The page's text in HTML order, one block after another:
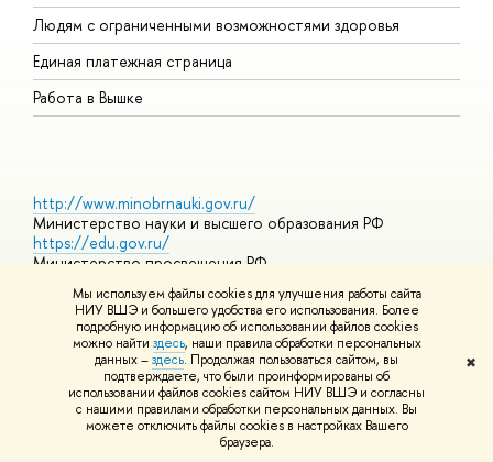
Мы используем файлы cookies для улучшения работы сайта
НИУ ВШЭ и большего удобства его использования. Более
подробную информацию об использовании файлов cookies
можно найти здесь, наши правила обработки персональных
данных –здесь. Продолжая пользоваться сайтом, вы
подтверждаете, что были проинформированы об
использовании файлов cookies сайтом НИУ ВШЭ и согласны
с нашими правилами обработки персональных данных. Вы
можете отключить файлы cookies в настройках Вашего
браузера.
✖
Людям с ограниченными возможностями здоровья
Единая платежная страница
Работа в Вышке
http://www.minobrnauki.gov.ru/
Министерство науки и высшего образования РФ
https://edu.gov.ru/
Министерство просвещения РФ
Массовые открытые онлайн-курсы
© НИУ ВШЭ 1993–2026 Адреса и контактыУсловия
использования материалов Политика конфиденциальности
Шрифты HSE Sans и HSE Slab разработаны вШколе дизайна НИУ